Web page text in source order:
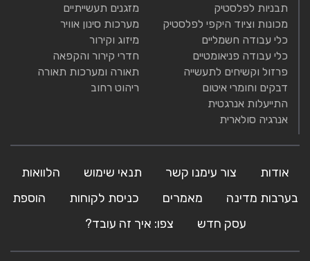
תבניות לפלסטיק
מכונות וציוד היקפי לפלסטיק
כלי עבודה חשמליים
כלי עבודה פניאומטיים
פרזול וקשיחים לתעשייה
דבקים וחומרי איטום
התייעלות אנרגטית
אנרגיה סולארית
מזגנים תעשייתיים
מערכות סינון אוויר
מיזוג וקירור
חדרי קירור והקפאה
תאורה ומערכות תאורה
ריהוט רחוב
אודות צור עימנו קשר תנאי שימוש
הלוואות
בערבות מדינה
מאמרים כניסת לקוחות
הוספת
עסק חדש
צפו: איך זה עובד?